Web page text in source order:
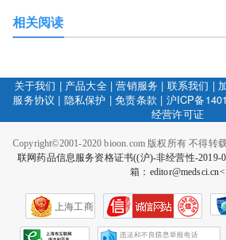
相关阅读
关于我们 | 产品大全|营销服务 | 联系我们 |
服务协议 | 隐私保护 |免责条款 | 沪ICP备
经营许可证
Copyright©2001-2020 bioon.com 版权所有 不得转
联网药品信息服务资格证书((沪)-非经营性-2019-
箱：editor@medsci.cn<
上海工商